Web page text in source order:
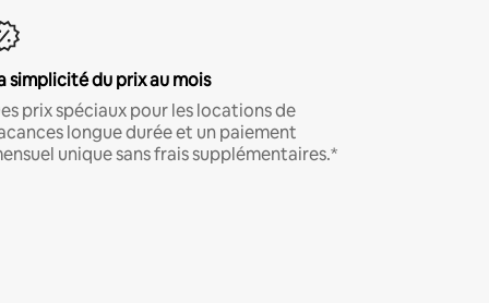
simplicité du prix au mois
prix spéciaux pour les locations de
longue durée et un paiement
unique sans frais supplémentaires.*